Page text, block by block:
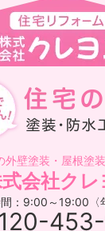
外壁塗装・屋根塗
会社クレ
：9:00～19:00〈